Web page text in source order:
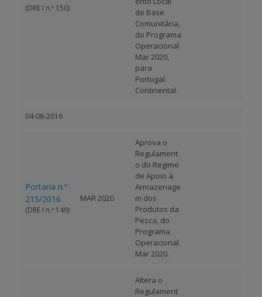
(DRE I n.º 150)
de Base
Comunitária,
do Programa
Operacional
Mar 2020,
para
Portugal
Continental.
04-08-2016
Portaria n.º
215/2016
(DRE I n.º 149)
MAR 2020
Aprova o
Regulament
o do Regime
de Apoio à
Armazenage
m dos
Produtos da
Pesca, do
Programa
Operacional
Mar 2020.
Altera o
Regulament